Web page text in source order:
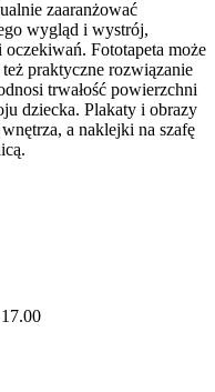
zaaranżować
wygląd i wystrój,
Fototapeta może
praktyczne rozwiązanie
trwałość powierzchni
dziecka. Plakaty i obrazy
a naklejki na szafę